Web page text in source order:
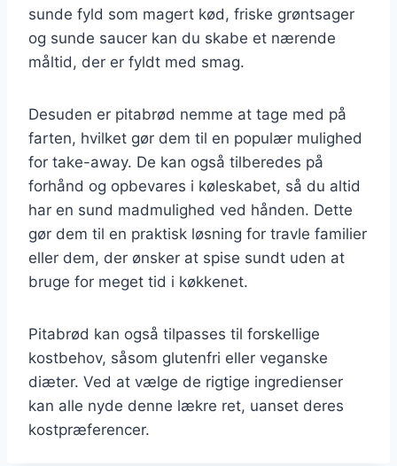
sunde fyld som magert kød, friske grøntsager
og sunde saucer kan du skabe et nærende
måltid, der er fyldt med smag.
Desuden er pitabrød nemme at tage med på
farten, hvilket gør dem til en populær mulighed
for take-away. De kan også tilberedes på
forhånd og opbevares i køleskabet, så du altid
har en sund madmulighed ved hånden. Dette
gør dem til en praktisk løsning for travle familier
eller dem, der ønsker at spise sundt uden at
bruge for meget tid i køkkenet.
Pitabrød kan også tilpasses til forskellige
kostbehov, såsom glutenfri eller veganske
diæter. Ved at vælge de rigtige ingredienser
kan alle nyde denne lækre ret, uanset deres
kostpræferencer.